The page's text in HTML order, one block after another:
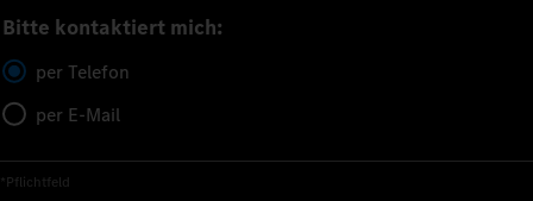
Bitte kontaktiert mich:
per Telefon
per E-Mail
*Pflichtfeld